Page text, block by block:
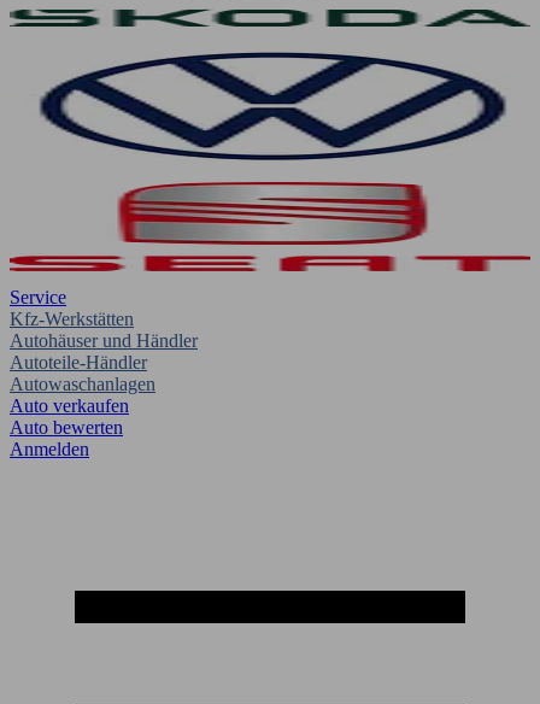
Service
Kfz-Werkstätten
Autohäuser und Händler
Autoteile-Händler
Autowaschanlagen
Auto verkaufen
Auto bewerten
Anmelden